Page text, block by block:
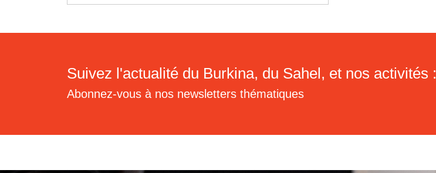
Suivez l'actualité du Burkina, du Sahel, et nos activités :
Abonnez-vous à nos newsletters thématiques